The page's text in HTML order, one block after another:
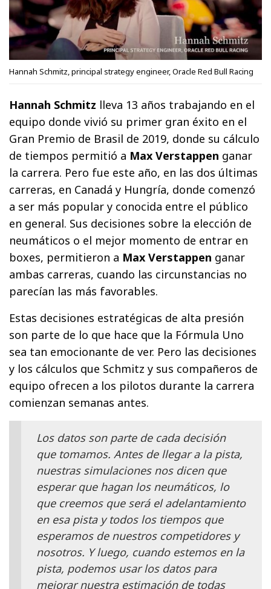
Hannah Schmitz, principal strategy engineer, Oracle Red Bull Racing
Hannah Schmitz lleva 13 años trabajando en el
equipo donde vivió su primer gran éxito en el
Gran Premio de Brasil de 2019, donde su cálculo
de tiempos permitió a Max Verstappen ganar
la carrera. Pero fue este año, en las dos últimas
carreras, en Canadá y Hungría, donde comenzó
a ser más popular y conocida entre el público
en general. Sus decisiones sobre la elección de
neumáticos o el mejor momento de entrar en
boxes, permitieron a Max Verstappen ganar
ambas carreras, cuando las circunstancias no
parecían las más favorables.
Estas decisiones estratégicas de alta presión
son parte de lo que hace que la Fórmula Uno
sea tan emocionante de ver. Pero las decisiones
y los cálculos que Schmitz y sus compañeros de
equipo ofrecen a los pilotos durante la carrera
comienzan semanas antes.
Los datos son parte de cada decisión
que tomamos. Antes de llegar a la pista,
nuestras simulaciones nos dicen que
esperar que hagan los neumáticos, lo
que creemos que será el adelantamiento
en esa pista y todos los tiempos que
esperamos de nuestros competidores y
nosotros. Y luego, cuando estemos en la
pista, podemos usar los datos para
mejorar nuestra estimación de todas